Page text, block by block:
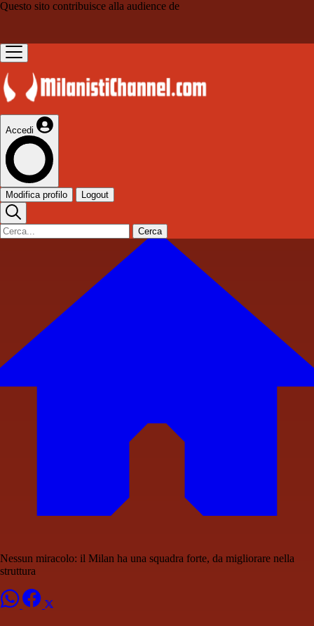
Questo sito contribuisce alla audience de
Accedi
Modifica profilo Logout
Cerca
Nessun miracolo: il Milan ha una squadra forte, da migliorare nella
struttura